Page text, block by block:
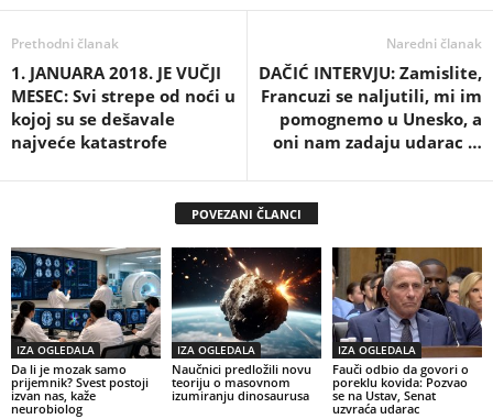
Prethodni članak
1. JANUARA 2018. JE VUČJI
MESEC: Svi strepe od noći u
kojoj su se dešavale
najveće katastrofe
Naredni članak
DAČIĆ INTERVJU: Zamislite,
Francuzi se naljutili, mi im
pomognemo u Unesko, a
oni nam zadaju udarac …
POVEZANI ČLANCI
IZA OGLEDALA
Da li je mozak samo
prijemnik? Svest postoji
izvan nas, kaže
neurobiolog
IZA OGLEDALA
Naučnici predložili novu
teoriju o masovnom
izumiranju dinosaurusa
IZA OGLEDALA
Fauči odbio da govori o
poreklu kovida: Pozvao
se na Ustav, Senat
uzvraća udarac